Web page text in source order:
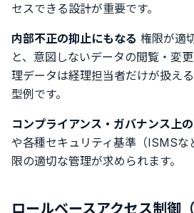
セスできる設計が重要です。
内部不正の抑止にもなる 権限が適
と、意図しないデータの閲覧・変
理データは経理担当者だけが扱え
型例です。
コンプライアンス・ガバナンス上
や各種セキュリティ基準（ISMSな
限の適切な管理が求められます。
ロールベースアクセス制御